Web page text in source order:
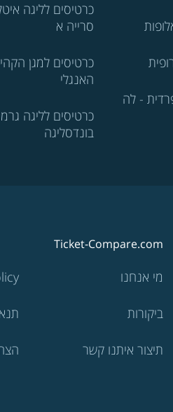
- לה
כרטיסים לליגה
סרייה א
כרטיסים למגן
האנגלי
כרטיסים לליגה
בונדסליגה
Ticket-Compare.com
מי אנחנו
ביקורות
תיצור איתנו קשר